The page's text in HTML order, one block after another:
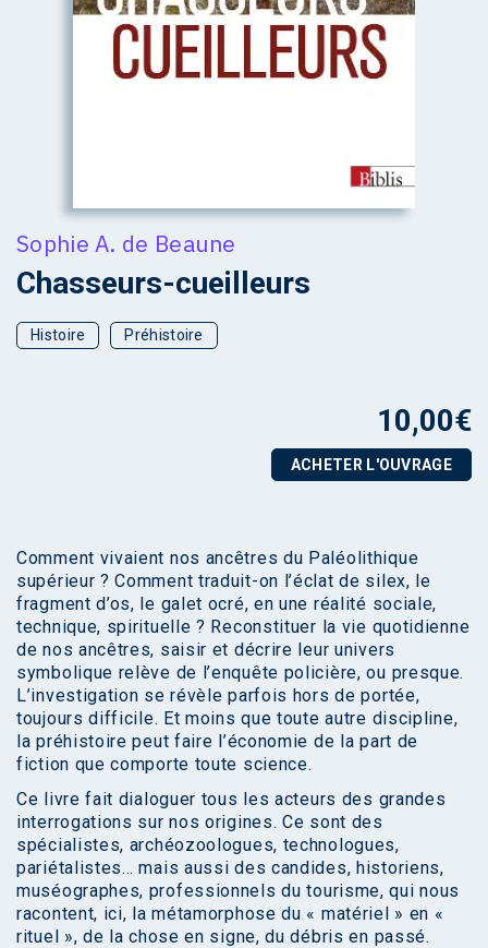
Sophie A. de Beaune
Chasseurs-cueilleurs
Histoire Préhistoire
10,00€
ACHETER L'OUVRAGE
Comment vivaient nos ancêtres du Paléolithique
supérieur ? Comment traduit-on l’éclat de silex, le
fragment d’os, le galet ocré, en une réalité sociale,
technique, spirituelle ? Reconstituer la vie quotidienne
de nos ancêtres, saisir et décrire leur univers
symbolique relève de l’enquête policière, ou presque.
L’investigation se révèle parfois hors de portée,
toujours difficile. Et moins que toute autre discipline,
la préhistoire peut faire l’économie de la part de
fiction que comporte toute science.
Ce livre fait dialoguer tous les acteurs des grandes
interrogations sur nos origines. Ce sont des
spécialistes, archéozoologues, technologues,
pariétalistes… mais aussi des candides, historiens,
muséographes, professionnels du tourisme, qui nous
racontent, ici, la métamorphose du « matériel » en «
rituel », de la chose en signe, du débris en passé.